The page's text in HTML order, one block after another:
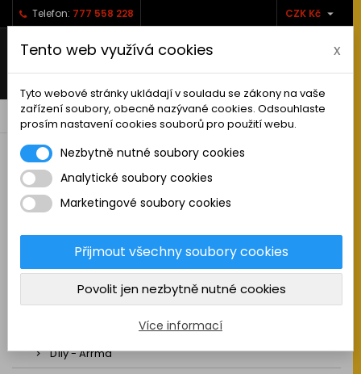
Telefon: 777 558 228 CZK Kč 
   shopping_cart0
RC AUTA
Sestavená auta elektro
Stavebnice aut elektro
Auta na spalovací motor
Náhradní díly
Díly - Arrma
Tento web využívá cookies x
Tyto webové stránky ukládají v souladu se zákony na vaše
zařízení soubory, obecně nazývané cookies. Odsouhlaste
prosím nastavení cookies souborů pro použití webu.
Nezbytně nutné soubory cookies
Analytické soubory cookies
Marketingové soubory cookies
Přijmout všechny soubory cookies
Povolit jen nezbytně nutné cookies
Více informací